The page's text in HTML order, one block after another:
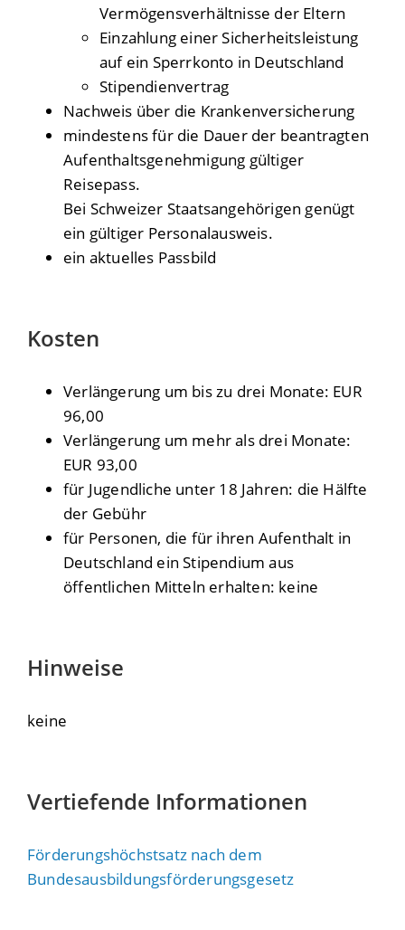
Vermögensverhältnisse der Eltern
Einzahlung einer Sicherheitsleistung
auf ein Sperrkonto in Deutschland
Stipendienvertrag
Nachweis über die Krankenversicherung
mindestens für die Dauer der beantragten
Aufenthaltsgenehmigung gültiger
Reisepass.
Bei Schweizer Staatsangehörigen genügt
ein gültiger Personalausweis.
ein aktuelles Passbild
Kosten
Verlängerung um bis zu drei Monate: EUR
96,00
Verlängerung um mehr als drei Monate:
EUR 93,00
für Jugendliche unter 18 Jahren: die Hälfte
der Gebühr
für Personen, die für ihren Aufenthalt in
Deutschland ein Stipendium aus
öffentlichen Mitteln erhalten: keine
Hinweise
keine
Vertiefende Informationen
Förderungshöchstsatz nach dem
Bundesausbildungsförderungsgesetz